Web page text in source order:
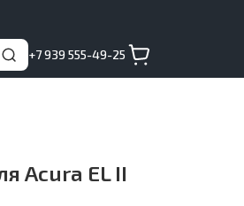
+7 939 555-49-25
Acura EL II